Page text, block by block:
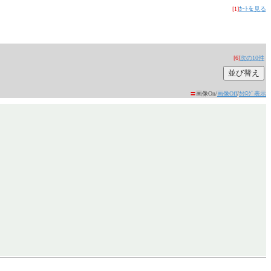
[1]ｶｰﾄを見る
[6]次の10件
〓画像On/画像Off/ｶﾀﾛｸﾞ表示